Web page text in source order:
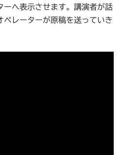
ーへ表示させます。講演者が話
ペレーターが原稿を送っていき